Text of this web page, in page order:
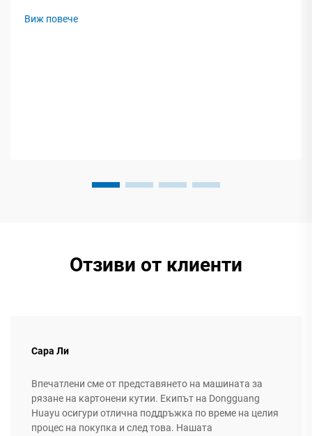
Виж повече
Отзиви от клиенти
Сара Ли
Впечатлени сме от представянето на машината за
рязане на картонени кутии. Екипът на Dongguang
Huayu осигури отлична поддръжка по време на целия
процес на покупка и след това. Нашата